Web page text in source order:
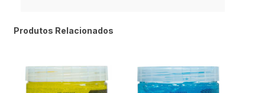
Produtos Relacionados